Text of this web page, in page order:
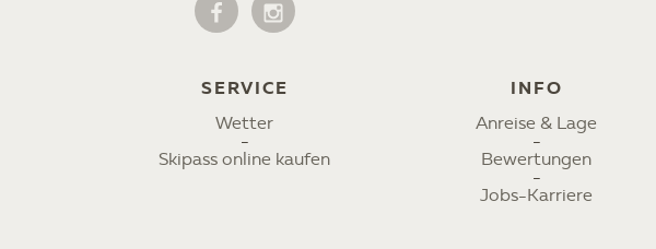
SERVICE
Wetter
Skipass online kaufen
INFO
Anreise & Lage
Bewertungen
Jobs-Karriere